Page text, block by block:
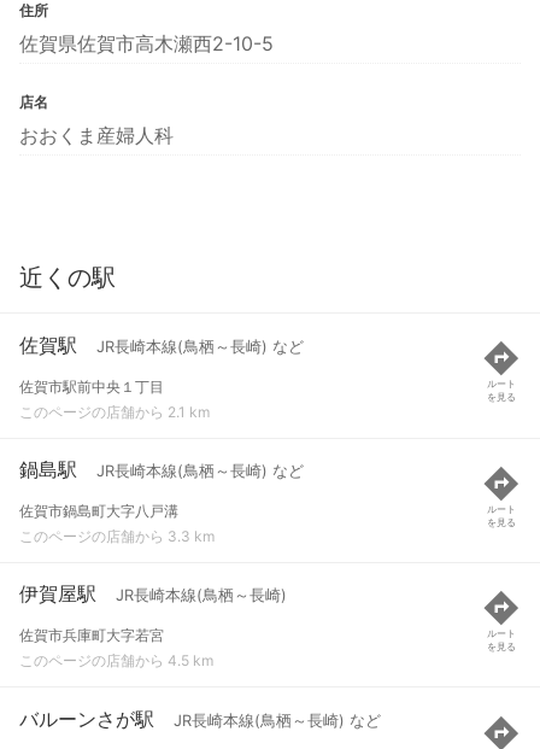
住所
佐賀県佐賀市高木瀬西2-10-5
店名
おおくま産婦人科
近くの駅
佐賀駅 JR長崎本線(鳥栖～長崎) など
佐賀市駅前中央１丁目
このページの店舗から 2.1 km
ルート
を見る
鍋島駅 JR長崎本線(鳥栖～長崎) など
佐賀市鍋島町大字八戸溝
このページの店舗から 3.3 km
ルート
を見る
伊賀屋駅 JR長崎本線(鳥栖～長崎)
佐賀市兵庫町大字若宮
このページの店舗から 4.5 km
ルート
を見る
バルーンさが駅 JR長崎本線(鳥栖～長崎) など